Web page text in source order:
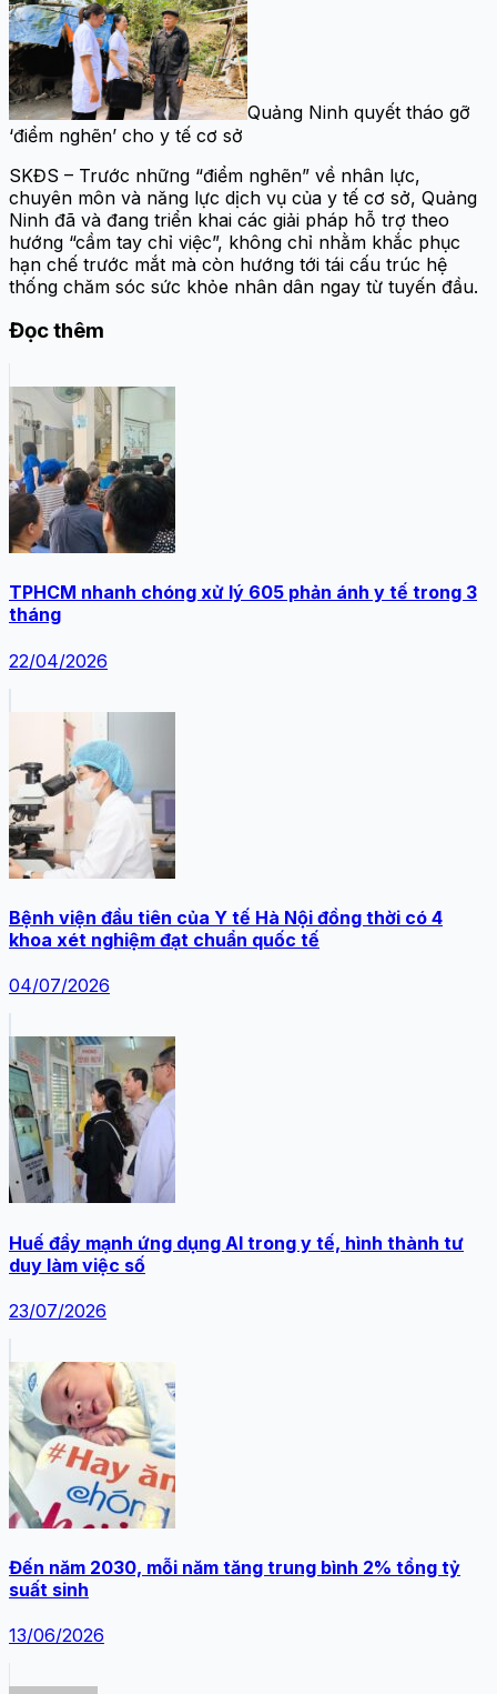
Quảng Ninh quyết tháo gỡ
‘điểm nghẽn’ cho y tế cơ sở
SKĐS – Trước những “điểm nghẽn” về nhân lực,
chuyên môn và năng lực dịch vụ của y tế cơ sở, Quảng
Ninh đã và đang triển khai các giải pháp hỗ trợ theo
hướng “cầm tay chỉ việc”, không chỉ nhằm khắc phục
hạn chế trước mắt mà còn hướng tới tái cấu trúc hệ
thống chăm sóc sức khỏe nhân dân ngay từ tuyến đầu.
Đọc thêm
TPHCM nhanh chóng xử lý 605 phản ánh y tế trong 3
tháng
22/04/2026
Bệnh viện đầu tiên của Y tế Hà Nội đồng thời có 4
khoa xét nghiệm đạt chuẩn quốc tế
04/07/2026
Huế đẩy mạnh ứng dụng AI trong y tế, hình thành tư
duy làm việc số
23/07/2026
Đến năm 2030, mỗi năm tăng trung bình 2% tổng tỷ
suất sinh
13/06/2026